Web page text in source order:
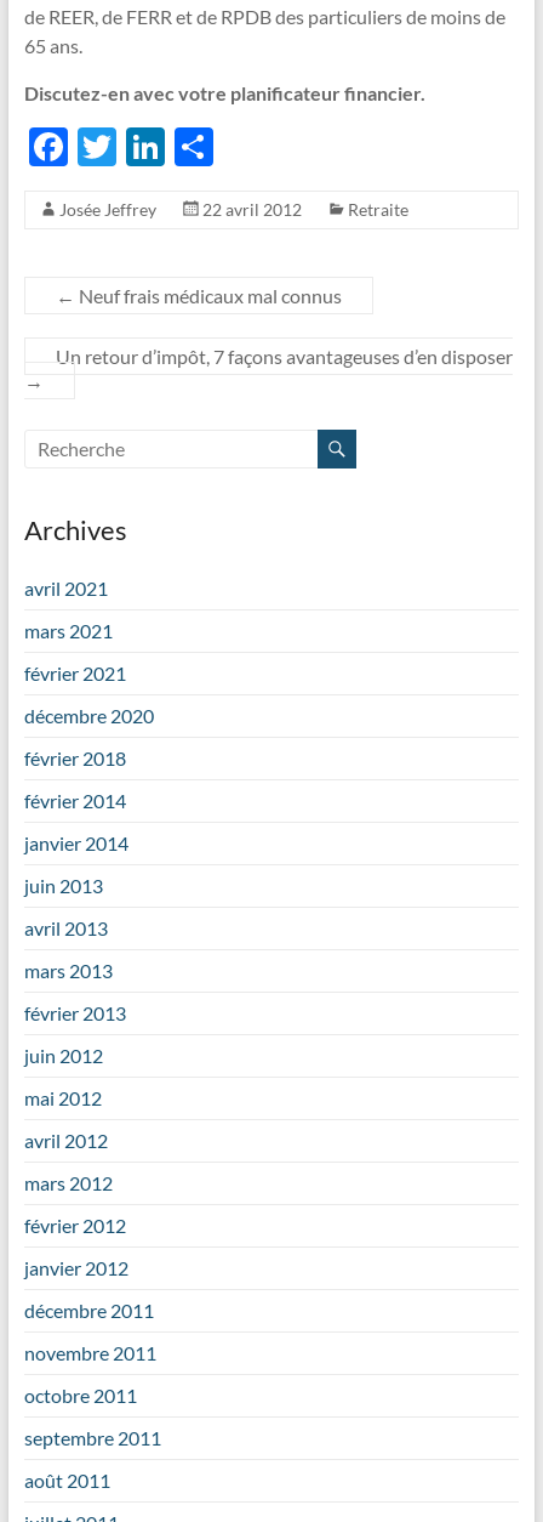
de REER, de FERR et de RPDB des particuliers de moins de
65 ans.
Discutez-en avec votre planificateur financier.
F
e
o
o
k
T
itt
Li
k
dI
P
ta
er
Josée Jeffrey 22 avril 2012 Retraite
← Neuf frais médicaux mal connus
Un retour d’impôt, 7 façons avantageuses d’en disposer
→
Archives
avril 2021
mars 2021
février 2021
décembre 2020
février 2018
février 2014
janvier 2014
juin 2013
avril 2013
mars 2013
février 2013
juin 2012
mai 2012
avril 2012
mars 2012
février 2012
janvier 2012
décembre 2011
novembre 2011
octobre 2011
septembre 2011
août 2011